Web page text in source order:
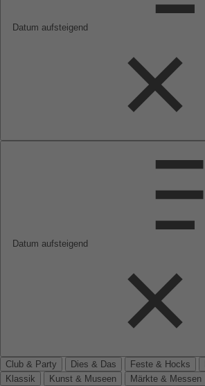
Datum aufsteigend
Datum aufsteigend
Club & Party Dies & Das Feste & Hocks
Klassik
Kunst & Museen Märkte & Messen